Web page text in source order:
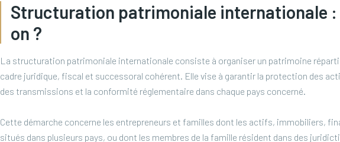
Structuration patrimoniale internationale
on ?
La structuration patrimoniale internationale consiste à organiser un patrimoine
cadre juridique, fiscal et successoral cohérent. Elle vise à garantir la protection des
des transmissions et la conformité réglementaire dans chaque pays concerné.
Cette démarche concerne les entrepreneurs et familles dont les actifs, immobiliers,
situés dans plusieurs pays, ou dont les membres de la famille résident dans des